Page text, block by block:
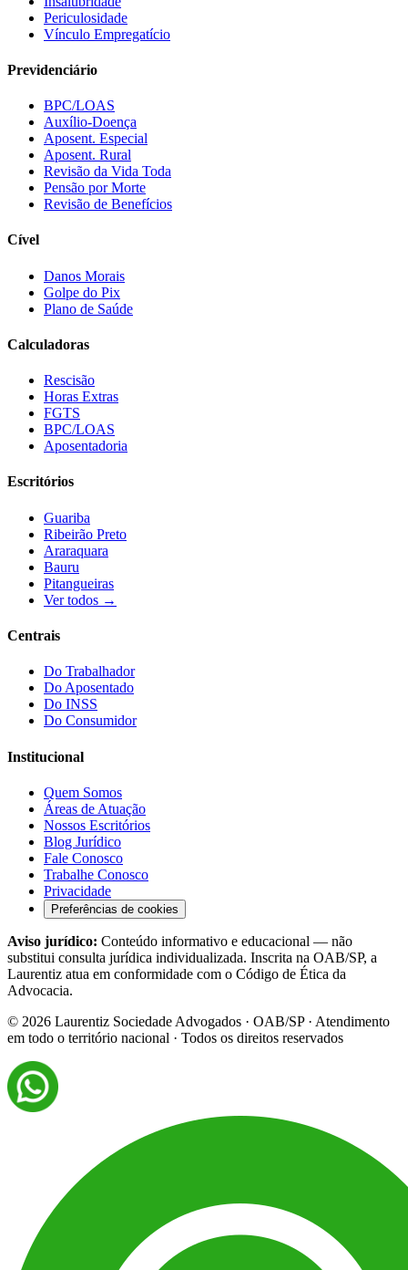
Periculosidade
Vínculo Empregatício
Previdenciário
BPC/LOAS
Auxílio-Doença
Aposent. Especial
Aposent. Rural
Revisão da Vida Toda
Pensão por Morte
Revisão de Benefícios
Cível
Danos Morais
Golpe do Pix
Plano de Saúde
Calculadoras
Rescisão
Horas Extras
FGTS
BPC/LOAS
Aposentadoria
Escritórios
Guariba
Ribeirão Preto
Araraquara
Bauru
Pitangueiras
Ver todos →
Centrais
Do Trabalhador
Do Aposentado
Do INSS
Do Consumidor
Institucional
Quem Somos
Áreas de Atuação
Nossos Escritórios
Blog Jurídico
Fale Conosco
Trabalhe Conosco
Privacidade
Preferências de cookies
Aviso jurídico: Conteúdo informativo e educacional — não
substitui consulta jurídica individualizada. Inscrita na OAB/SP, a
Laurentiz atua em conformidade com o Código de Ética da
Advocacia.
© 2026 Laurentiz Sociedade Advogados · OAB/SP · Atendimento
em todo o território nacional · Todos os direitos reservados